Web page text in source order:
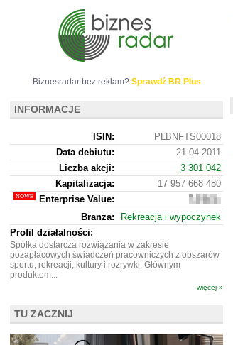
Biznesradar bez reklam? Sprawdź BR Plus
INFORMACJE
ISIN:
PLBNFTS00018
Data debiutu:
21.04.2011
Liczba akcji:
3 301 042
Kapitalizacja:
17 957 668 480
Enterprise Value:
722
209
Branża:
Rekreacja i wypoczynek
Profil działalności:
Spółka dostarcza rozwiązania w zakresie
pozapłacowych świadczeń pracowniczych z obszarów
sportu, rekreacji, kultury i rozrywki. Głównym
produktem...
więcej »
TU ZACZNIJ